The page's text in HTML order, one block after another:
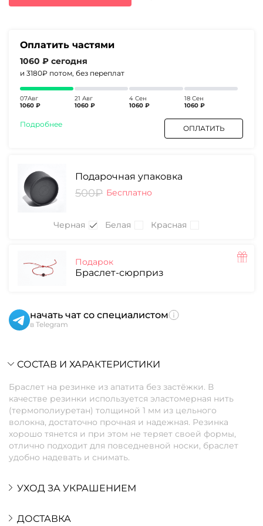
5480₽.
Оплатить частями
1060 ₽ сегодня
и 3180₽ потом, без переплат
07Авг
1060 ₽
21 Авг
1060 ₽
4 Сен
1060 ₽
18 Сен
1060 ₽
Подробнее ОПЛАТИТЬ
Подарочная упаковка
500₽ Бесплатно
Черная Белая Красная
Подарок
Браслет-сюрприз
начать чат со специалистом
в Telegram
СОСТАВ И ХАРАКТЕРИСТИКИ
Браслет на резинке из апатита без застёжки. В
качестве резинки используется эластомерная нить
(термополиуретан) толщиной 1 мм из цельного
волокна, достаточно прочная и надежная. Резинка
хорошо тянется и при этом не теряет своей формы,
отлично подходит для повседневной носки, браслет
удобно надевать и снимать.
УХОД ЗА УКРАШЕНИЕМ
ДОСТАВКА